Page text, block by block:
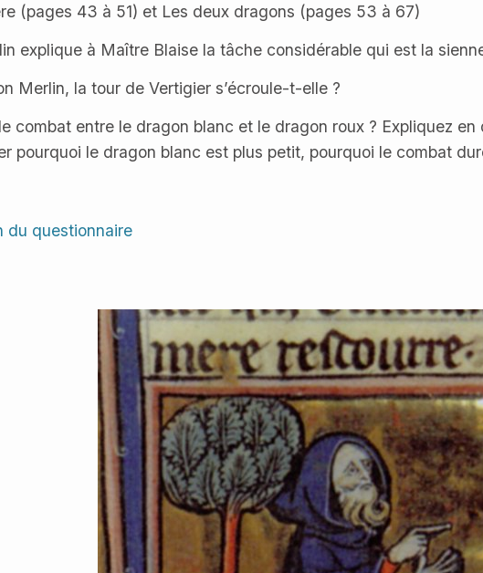
(pages 43 à 51) et Les deux dragons (pages 53 à 67)
explique à Maître Blaise la tâche considérable qui est la
Merlin, la tour de Vertigier s’écroule-t-elle ?
combat entre le dragon blanc et le dragon roux ? Expliquez
pourquoi le dragon blanc est plus petit, pourquoi le combat
du questionnaire